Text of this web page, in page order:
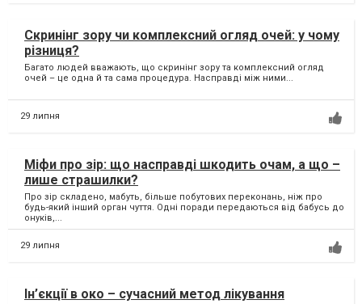
Скринінг зору чи комплексний огляд очей: у чому
різниця?
Багато людей вважають, що скринінг зору та комплексний огляд
очей – це одна й та сама процедура. Насправді між ними...
29 липня
Міфи про зір: що насправді шкодить очам, а що –
лише страшилки?
Про зір складено, мабуть, більше побутових переконань, ніж про
будь-який інший орган чуття. Одні поради передаються від бабусь до
онуків,...
29 липня
Ін’єкції в око – сучасний метод лікування